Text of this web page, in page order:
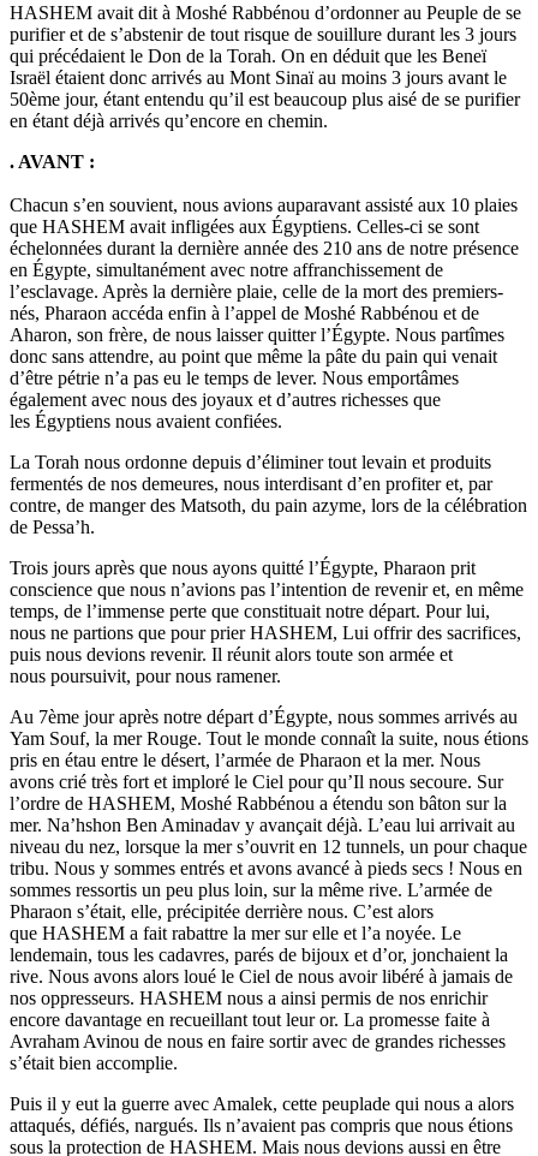
HASHEM avait dit à Moshé Rabbénou d’ordonner au Peuple de se
purifier et de s’abstenir de tout risque de souillure durant les 3 jours
qui précédaient le Don de la Torah. On en déduit que les Beneï
Israël étaient donc arrivés au Mont Sinaï au moins 3 jours avant le
50ème jour, étant entendu qu’il est beaucoup plus aisé de se purifier
en étant déjà arrivés qu’encore en chemin.
. AVANT :
Chacun s’en souvient, nous avions auparavant assisté aux 10 plaies
que HASHEM avait infligées aux Égyptiens. Celles-ci se sont
échelonnées durant la dernière année des 210 ans de notre présence
en Égypte, simultanément avec notre affranchissement de
l’esclavage. Après la dernière plaie, celle de la mort des premiers-
nés, Pharaon accéda enfin à l’appel de Moshé Rabbénou et de
Aharon, son frère, de nous laisser quitter l’Égypte. Nous partîmes
donc sans attendre, au point que même la pâte du pain qui venait
d’être pétrie n’a pas eu le temps de lever. Nous emportâmes
également avec nous des joyaux et d’autres richesses que
les Égyptiens nous avaient confiées.
La Torah nous ordonne depuis d’éliminer tout levain et produits
fermentés de nos demeures, nous interdisant d’en profiter et, par
contre, de manger des Matsoth, du pain azyme, lors de la célébration
de Pessa’h.
Trois jours après que nous ayons quitté l’Égypte, Pharaon prit
conscience que nous n’avions pas l’intention de revenir et, en même
temps, de l’immense perte que constituait notre départ. Pour lui,
nous ne partions que pour prier HASHEM, Lui offrir des sacrifices,
puis nous devions revenir. Il réunit alors toute son armée et
nous poursuivit, pour nous ramener.
Au 7ème jour après notre départ d’Égypte, nous sommes arrivés au
Yam Souf, la mer Rouge. Tout le monde connaît la suite, nous étions
pris en étau entre le désert, l’armée de Pharaon et la mer. Nous
avons crié très fort et imploré le Ciel pour qu’Il nous secoure. Sur
l’ordre de HASHEM, Moshé Rabbénou a étendu son bâton sur la
mer. Na’hshon Ben Aminadav y avançait déjà. L’eau lui arrivait au
niveau du nez, lorsque la mer s’ouvrit en 12 tunnels, un pour chaque
tribu. Nous y sommes entrés et avons avancé à pieds secs ! Nous en
sommes ressortis un peu plus loin, sur la même rive. L’armée de
Pharaon s’était, elle, précipitée derrière nous. C’est alors
que HASHEM a fait rabattre la mer sur elle et l’a noyée. Le
lendemain, tous les cadavres, parés de bijoux et d’or, jonchaient la
rive. Nous avons alors loué le Ciel de nous avoir libéré à jamais de
nos oppresseurs. HASHEM nous a ainsi permis de nos enrichir
encore davantage en recueillant tout leur or. La promesse faite à
Avraham Avinou de nous en faire sortir avec de grandes richesses
s’était bien accomplie.
Puis il y eut la guerre avec Amalek, cette peuplade qui nous a alors
attaqués, défiés, nargués. Ils n’avaient pas compris que nous étions
sous la protection de HASHEM. Mais nous devions aussi en être